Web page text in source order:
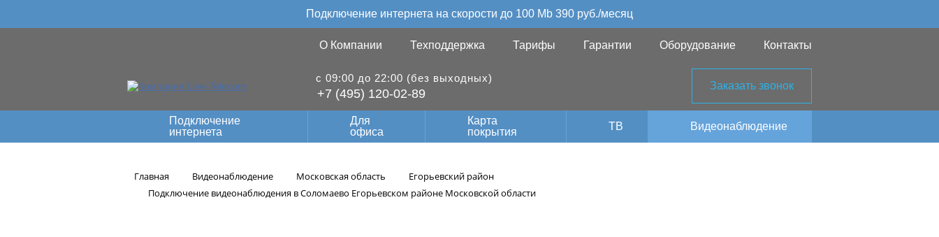
Подключение интернета на скорости до 100 Mb 390 руб./месяц
О Компании Техподдержка Тарифы Гарантии Оборудование Контакты
с 09:00 до 22:00 (без выходных)
+7 (495) 120-02-89
Заказать звонок
Подключение
интернета
Для
офиса
Карта
покрытия
ТВ Видеонаблюдение
Главная Видеонаблюдение Московская область
Егорьевский район
Подключение видеонаблюдения в Соломаево Егорьевском районе Московской области